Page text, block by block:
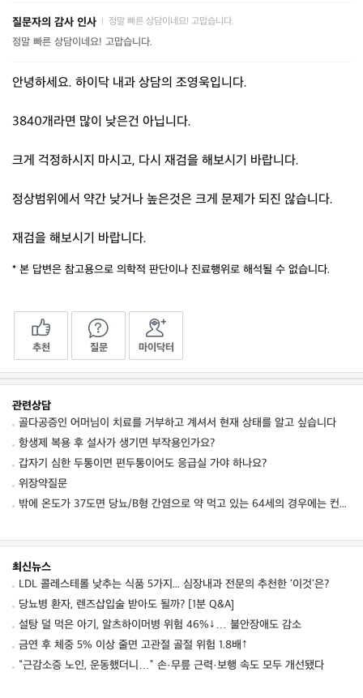
질문자의 감사 인사 정말 빠른 상담이네요! 고맙습니다.
정말 빠른 상담이네요! 고맙습니다.
안녕하세요. 하이닥 내과 상담의 조영욱입니다.
3840개라면 많이 낮은건 아닙니다.
크게 걱정하시지 마시고, 다시 재검을 해보시기 바랍니다.
정상범위에서 약간 낮거나 높은것은 크게 문제가 되진 않습니다.
재검을 해보시기 바랍니다.
* 본 답변은 참고용으로 의학적 판단이나 진료행위로 해석될 수 없습니다.
추천 질문 마이닥터
관련상담
골다공증인 어머님이 치료를 거부하고 계셔서 현재 상태를 알고 싶습니다
항생제 복용 후 설사가 생기면 부작용인가요?
갑자기 심한 두통이면 편두통이어도 응급실 가야 하나요?
위장약질문
밖에 온도가 37도면 당뇨/B형 간염으로 약 먹고 있는 64세의 경우에는 컨디션 저하를 동
최신뉴스
LDL 콜레스테롤 낮추는 식품 5가지... 심장내과 전문의 추천한 '이것'은?
당뇨병 환자, 렌즈삽입술 받아도 될까? [1분 Q&A]
설탕 덜 먹은 아기, 알츠하이머병 위험 46%↓… 불안장애도 감소
금연 후 체중 5% 이상 줄면 고관절 골절 위험 1.8배↑
“근감소증 노인, 운동했더니…” 손·무릎 근력·보행 속도 모두 개선됐다